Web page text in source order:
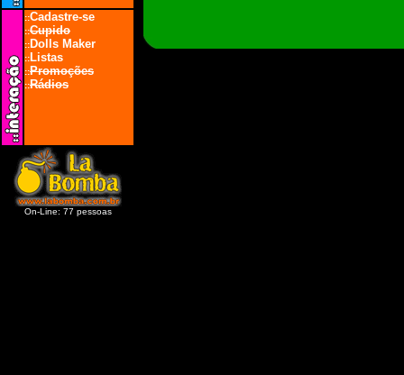
::Cadastre-se
::Cupido
::Dolls Maker
::Listas
::Promoções
::Rádios
On-Line: 77 pessoas